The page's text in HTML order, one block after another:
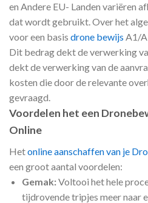
en Andere EU- Landen variëren
dat wordt gebruikt. Over het
voor een basis drone bewijs A1/
Dit bedrag dekt de verwerking
dekt de verwerking van de
kosten die door de relevante
gevraagd.
Voordelen het een
Online
Hetonline aanschaffen van je
een groot aantal voordelen:
Gemak:Voltooi het hele
tijdrovende tripjes meer naar